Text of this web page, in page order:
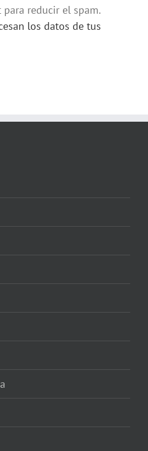
reducir el spam.
los datos de tus